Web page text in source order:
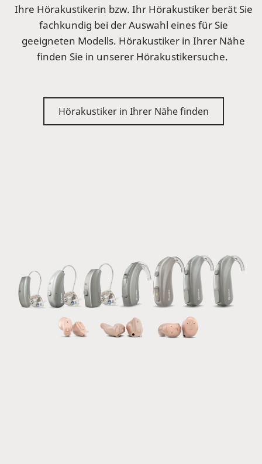
Ihre Hörakustikerin bzw. Ihr Hörakustiker berät Sie
fachkundig bei der Auswahl eines für Sie
geeigneten Modells. Hörakustiker in Ihrer Nähe
finden Sie in unserer Hörakustikersuche.
Hörakustiker in Ihrer Nähe finden